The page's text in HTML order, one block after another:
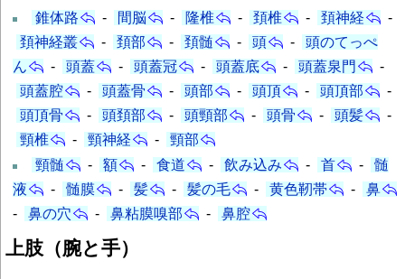
錐体路
- 間脳 - 隆椎 - 頚椎 - 頚神経
-
頚神経叢
- 頚部 - 頚髄 - 頭 -
頭のてっぺ
ん
- 頭蓋 - 頭蓋冠 - 頭蓋底 - 頭蓋泉門
-
頭蓋腔
- 頭蓋骨 - 頭部 - 頭頂 - 頭頂部
-
頭頂骨
- 頭頚部 - 頭頸部 - 頭骨 - 頭髪
-
頸椎
- 頸神経 -
頸部
頸髄
- 額 - 食道 - 飲み込み - 首 -
髄
液
- 髄膜 - 髪 - 髪の毛 - 黄色靭帯 -
鼻
-
鼻の穴 - 鼻粘膜嗅部 - 鼻腔
上肢（腕と手）